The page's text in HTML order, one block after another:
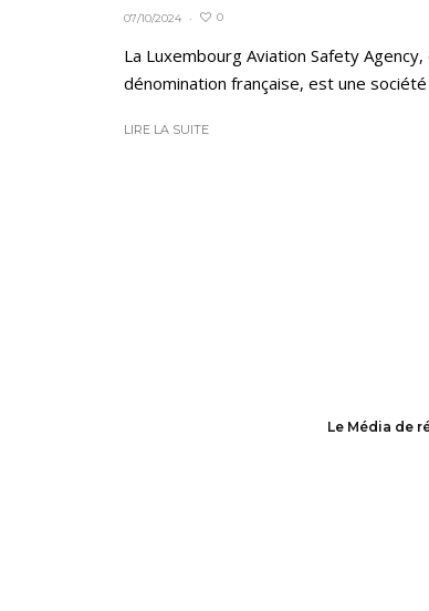
07/10/2024 · 0
La Luxembourg Aviation Safety
dénomination française, est une société
LIRE LA SUITE
Le Média de